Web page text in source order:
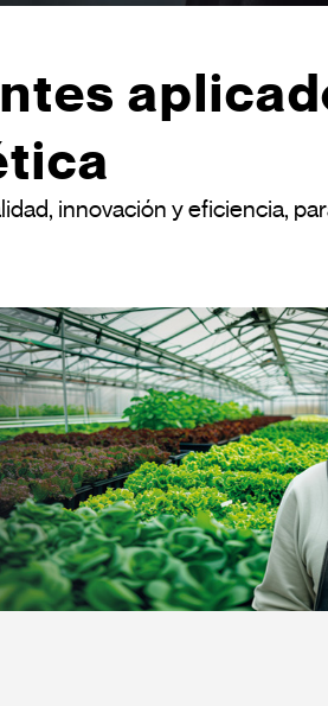
innovación y eficiencia,